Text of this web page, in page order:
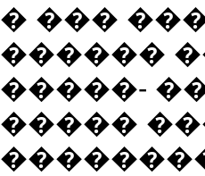
� ���
������
�����-
�����